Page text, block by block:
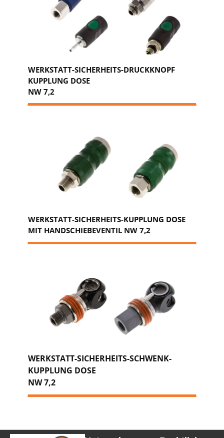
WERKSTATT-SICHERHEITS-DRUCKKNOPF
KUPPLUNG DOSE
NW 7,2
WERKSTATT-SICHERHEITS-KUPPLUNG DOSE
MIT HANDSCHIEBEVENTIL NW 7,2
WERKSTATT-SICHERHEITS-SCHWENK-
KUPPLUNG DOSE
NW 7,2